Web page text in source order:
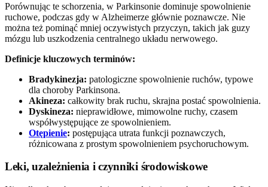
Porównując te schorzenia, w Parkinsonie dominuje spowolnienie
ruchowe, podczas gdy w Alzheimerze głównie poznawcze. Nie
można też pominąć mniej oczywistych przyczyn, takich jak guzy
mózgu lub uszkodzenia centralnego układu nerwowego.
Definicje kluczowych terminów:
Bradykinezja: patologiczne spowolnienie ruchów, typowe
dla choroby Parkinsona.
Akineza: całkowity brak ruchu, skrajna postać spowolnienia.
Dyskineza: nieprawidłowe, mimowolne ruchy, czasem
współwystępujące ze spowolnieniem.
Otępienie: postępująca utrata funkcji poznawczych,
różnicowana z prostym spowolnieniem psychoruchowym.
Leki, uzależnienia i czynniki środowiskowe